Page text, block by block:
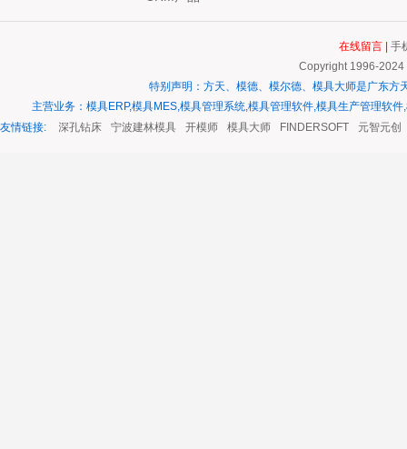
在线留言
手
Copyright 1996-2024
特别声明：方天、模德、模尔德、模具大师是广东
主营业务：模具ERP,模具MES,模具管理系统,模具管理软件,模具生产管理软
友情链接:
模具钢材 深孔钻床 宁波建林模具 开模师 模具大师 FINDERSOFT 元智元创